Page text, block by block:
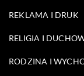
REKLAMA I DRUK
RELIGIA I
RODZINA I